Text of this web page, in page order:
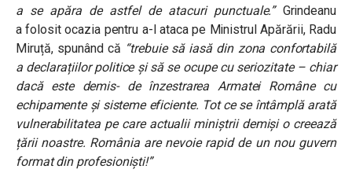
a se apăra de astfel de atacuri punctuale.” Grindeanu
afolosit ocazia pentru a-l ataca pe Ministrul Apărării, Radu
Miruță, spunând că “trebuie să iasă din zona confortabilă
a declarațiilor politice și să se ocupe cu seriozitate – chiar
dacă este demis- de înzestrarea Armatei Române cu
echipamente și sisteme eficiente. Tot ce se întâmplă arată
vulnerabilitatea pe care actualii miniștrii demiși o creează
țării noastre. România are nevoie rapid de un nou guvern
format din profesioniști!”